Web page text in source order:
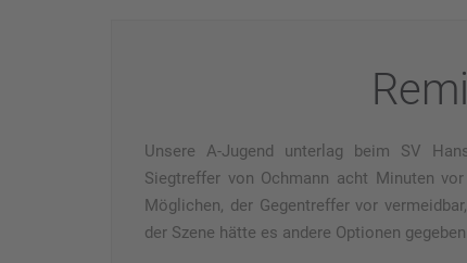
Unsere A-Jugend unterlag beim SV
Siegtreffer von Ochmann acht Minuten
Möglichen, der Gegentreffer vor
der Szene hätte es andere Optionen gegeben